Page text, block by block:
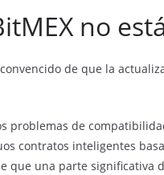
no
de que la
problemas de
contratos inteligentes
que una parte significativa